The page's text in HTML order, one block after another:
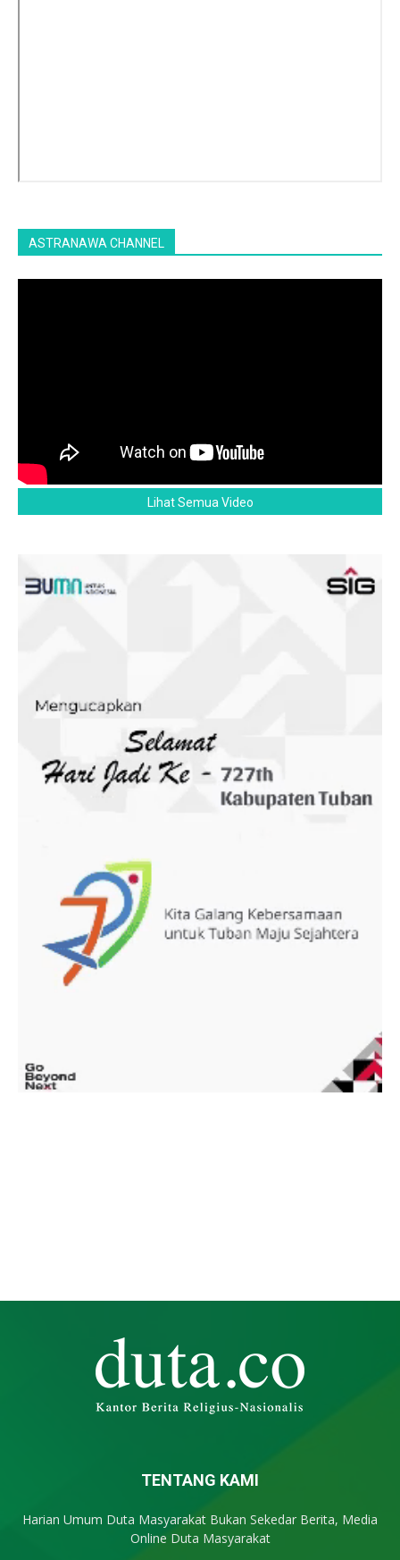
ASTRANAWA CHANNEL
Lihat Semua Video
TENTANG KAMI
Harian Umum Duta Masyarakat Bukan Sekedar Berita, Media
Online Duta Masyarakat